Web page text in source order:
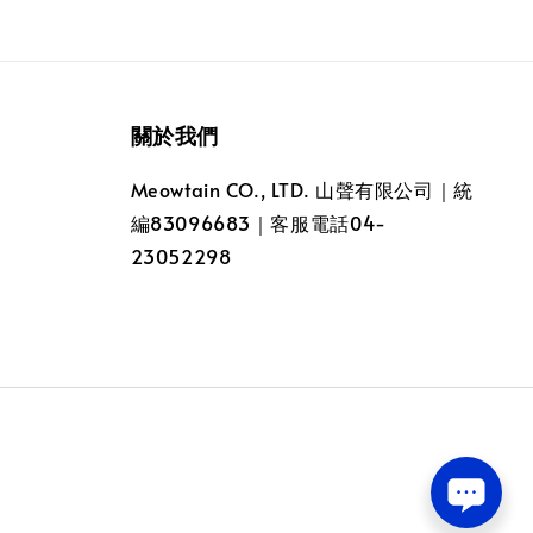
關於我們
Meowtain CO., LTD. 山聲有限公司｜統
編83096683｜客服電話04-
23052298